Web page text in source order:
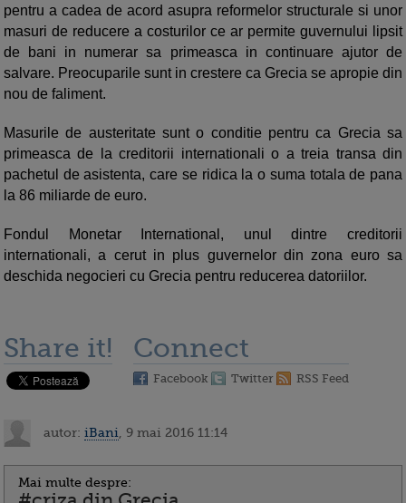
pentru a cadea de acord asupra reformelor structurale si unor
masuri de reducere a costurilor ce ar permite guvernului lipsit
de bani in numerar sa primeasca in continuare ajutor de
salvare. Preocuparile sunt in crestere ca Grecia se apropie din
nou de faliment.
Masurile de austeritate sunt o conditie pentru ca Grecia sa
primeasca de la creditorii internationali o a treia transa din
pachetul de asistenta, care se ridica la o suma totala de pana
la 86 miliarde de euro.
Fondul Monetar International, unul dintre creditorii
internationali, a cerut in plus guvernelor din zona euro sa
deschida negocieri cu Grecia pentru reducerea datoriilor.
Share it! Connect
Facebook Twitter RSS Feed
autor: iBani , 9 mai 2016 11:14
Mai multe despre: